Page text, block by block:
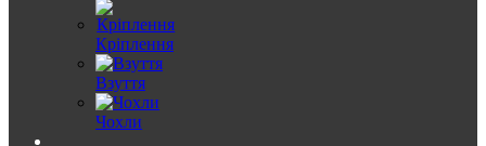
Кріплення
Взуття
Чохли